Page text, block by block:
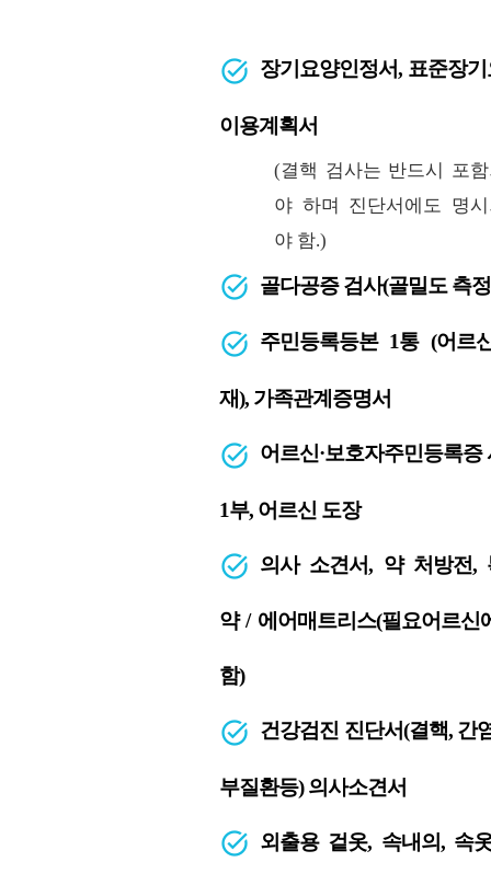
장기요양인정서, 표준장
이용계획서
(결핵 검사는 반드시 포
야 하며 진단서에도 명
야 함.)
골다공증 검사(골밀도 측
주민등록등본 1통 (어르
재), 가족관계증명서
어르신·보호자주민등록증
1부, 어르신 도장
의사 소견서, 약 처방전,
약 / 에어매트리스(필요어르신
함)
건강검진 진단서(결핵, 간
부질환등) 의사소견서
외출용 겉옷, 속내의, 속